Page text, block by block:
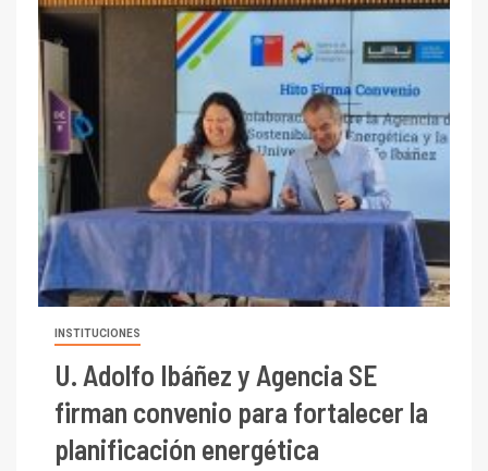
INSTITUCIONES
U. Adolfo Ibáñez y Agencia SE
firman convenio para fortalecer la
planificación energética